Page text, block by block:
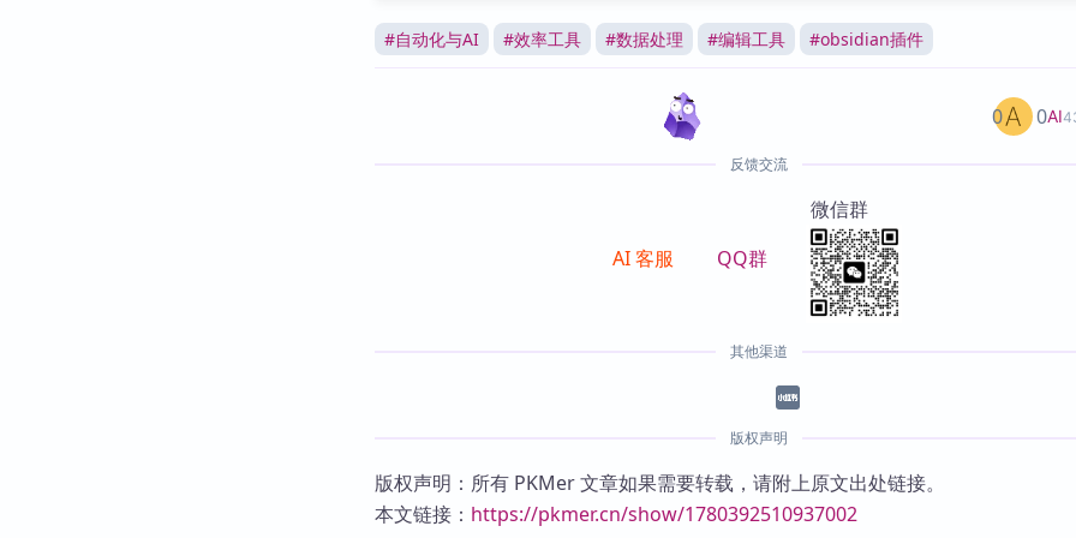
#自动化与AI #效率工具 #数据处理 #编辑工具 #obsidian插件
AI
0 0
反馈交流
AI 客服 QQ群
微信群
其他渠道
版权声明
版权声明：所有 PKMer 文章如果需要转载，请附上原文出处链接。
本文链接： https://pkmer.cn/show/1780392510937002